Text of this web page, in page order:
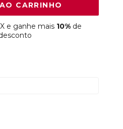
Esgotado
CARRINHO
e ganhe mais 10% de